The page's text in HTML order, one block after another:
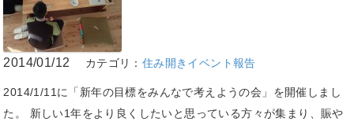
2014/01/12 カテゴリ： 住み開きイベント報告
2014/1/11に「新年の目標をみんなで考えようの会」を開催しまし
た。 新しい1年をより良くしたいと思っている方々が集まり、賑や